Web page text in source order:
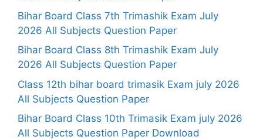
Bihar Board Class 7th Trimashik Exam July
2026 All Subjects Question Paper
Bihar Board Class 8th Trimashik Exam July
2026 All Subjects Question Paper
Class 12th bihar board trimasik Exam july 2026
All Subjects Question Paper
Bihar Board Class 10th Trimasik Exam july 2026
All Subjects Question Paper Download